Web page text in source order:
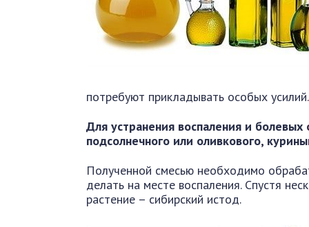
потребуют прикладывать особых усилий.
Для устранения воспаления и
подсолнечного или оливкового,
Полученной смесью необходимо
делать на месте воспаления. Спустя
растение – сибирский истод.